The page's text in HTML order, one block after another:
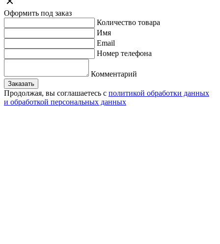
Оформить под заказ
Количество товара
Имя
Email
Номер телефона
Комментарий
Заказать
Продолжая, вы соглашаетесь с политикой обработки данных
и обработкой персональных данных